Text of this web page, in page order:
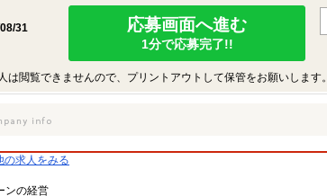
31
応募画面へ進む
1分で応募完了!!
閲覧できませんので、プリントアウトして保管をお願いします。
の求人をみる
ンの経営